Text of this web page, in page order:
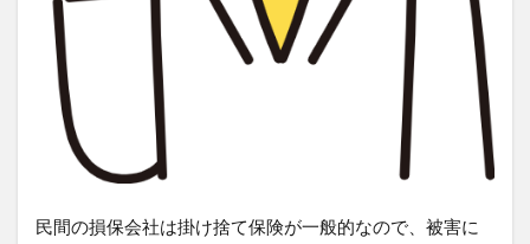
民間の損保会社は掛け捨て保険が一般的なので、被害に